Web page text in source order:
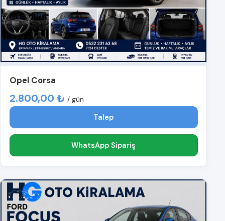
Opel Corsa
2.800,00 ₺ / gün
Talep
WhatsApp Sipariş